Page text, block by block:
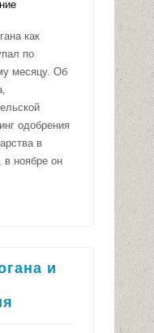
как
по
месяцу. Об
одобрения
в
в ноябре он
и